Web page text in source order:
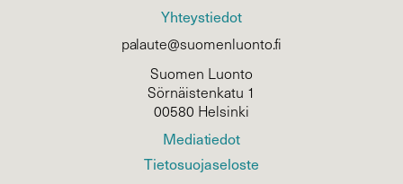
Yhteystiedot
palaute@suomenluonto.fi
Suomen Luonto
Sörnäistenkatu 1
00580 Helsinki
Mediatiedot
Tietosuojaseloste